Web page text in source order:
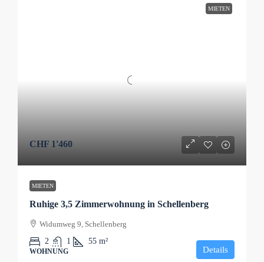
MIETEN
CHF 1'460
MIETEN
Ruhige 3,5 Zimmerwohnung in Schellenberg
Widumweg 9, Schellenberg
2
1 55 m²
WOHNUNG Details